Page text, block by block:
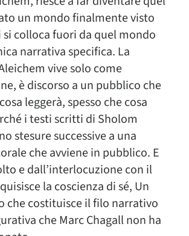
un mondo finalmente visto
si colloca fuori da quel mondo
narrativa specifica. La
vive solo come
è discorso a un pubblico che
leggerà, spesso che cosa
i testi scritti di Sholom
stesure successive a una
che avviene in pubblico. E
e dall’interlocuzione con il
la coscienza di sé, Un
che costituisce il filo narrativo
che Marc Chagall non ha